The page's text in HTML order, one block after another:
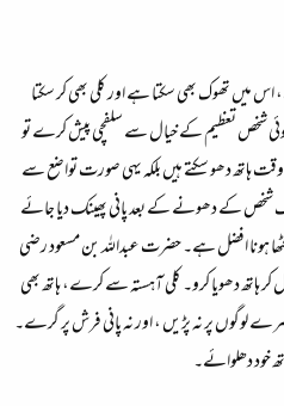
اس میں تھوک بھی سکتا ہے اور کلی بھی کر سکتا
کوئی شخص تعظیم کے خیال سے سلفچی پیش کرے تو
ہاتھ دھو سکتے ہیں بلکہ یہی صورت تواضع سے
شخص کے دھونے کے بعد پانی پھینک دیا جائے
ہونا افضل ہے۔ حضرت عبداللہ بن مسعود رضی
ہاتھ دھویا کرو۔ کلی آہستہ سے کرے، ہاتھ بھی
لوگوں پر نہ پڑیں ، اور نہ پانی فرش پر گرے۔
خود دھلوائے۔